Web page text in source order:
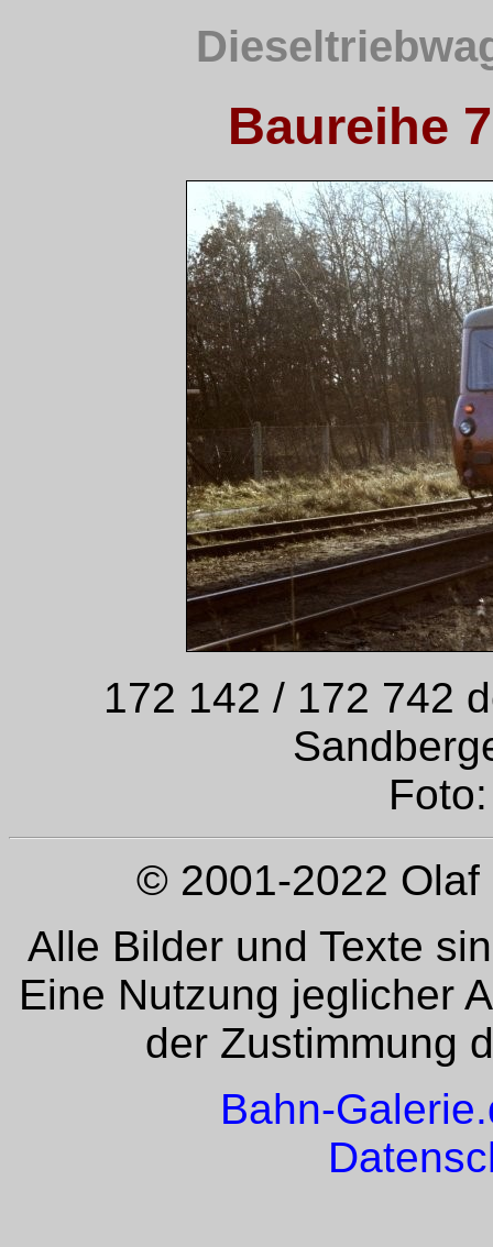
Baureihe
172 142 / 172 742
© 2001-2022 Olaf
Alle Bilder und Texte
Eine Nutzung jeglicher
der Zustimmung
Bahn-